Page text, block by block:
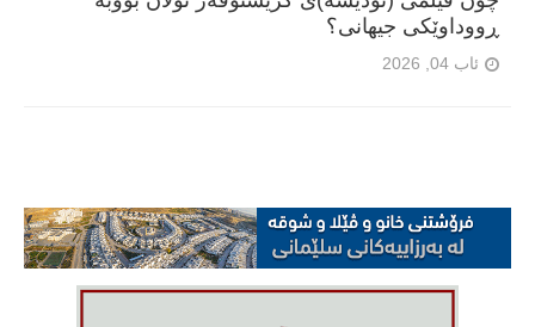
ڕووداوێکی جیهانی؟
ئاب 04, 2026